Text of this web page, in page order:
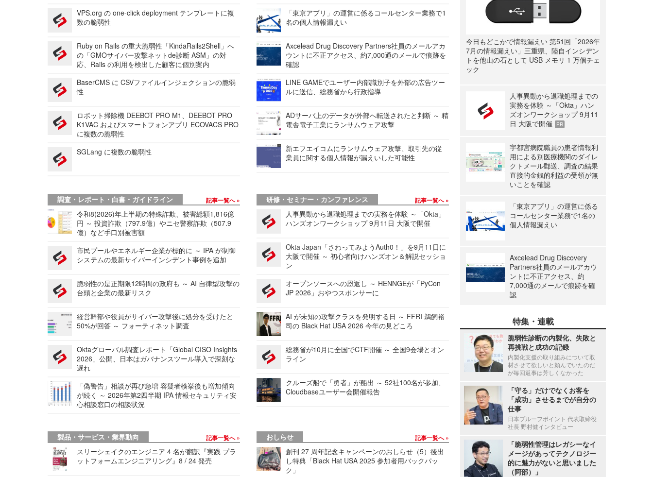
VPS.org の one-click deployment テンプレートに複
数の脆弱性
Ruby on Rails の重大脆弱性「KindaRails2Shell」へ
の「GMOサイバー攻撃ネットde診断 ASM」の対
応、Rails の利用を検出した顧客に個別案内
BaserCMS に CSVファイルインジェクションの脆弱
性
ロボット掃除機 DEEBOT PRO M1、DEEBOT PRO
K1VAC およびスマートフォンアプリ ECOVACS PRO
に複数の脆弱性
SGLang に複数の脆弱性
「東京アプリ」の運営に係るコールセンター業務で1
名の個人情報漏えい
Axcelead Drug Discovery Partners社員のメールアカ
ウントに不正アクセス、約7,000通のメールで痕跡を
確認
LINE GAMEでユーザー内部識別子を外部の広告ツー
ルに送信、総務省から行政指導
ADサーバ上のデータが外部へ転送されたと判断 ～ 精
電舎電子工業にランサムウェア攻撃
新エフエイコムにランサムウェア攻撃、取引先の従
業員に関する個人情報が漏えいした可能性
調査・レポート・白書・ガイドライン 記事一覧へ
令和8(2026)年上半期の特殊詐欺、被害総額1,816億
円 ～ 投資詐欺（797.9億）やニセ警察詐欺（507.9
億）など手口別被害額
市民プールやエネルギー企業が標的に ～ IPA が制御
システムの最新サイバーインシデント事例を追加
脆弱性の是正期限12時間の政府も ～ AI 自律型攻撃の
台頭と企業の最新リスク
経営幹部や役員がサイバー攻撃後に処分を受けたと
50%が回答 ～ フォーティネット調査
Oktaグローバル調査レポート「Global CISO Insights
2026」公開、日本はガバナンスツール導入で深刻な
遅れ
「偽警告」相談が再び急増 容疑者検挙後も増加傾向
が続く ～ 2026年第2四半期 IPA 情報セキュリティ安
心相談窓口の相談状況
研修・セミナー・カンファレンス 記事一覧へ
人事異動から退職処理までの実務を体験 ～「Okta」
ハンズオンワークショップ 9月11日 大阪で開催
Okta Japan「さわってみようAuth0！」を9月11日に
大阪で開催 ～ 初心者向けハンズオン＆解説セッショ
ン
オープンソースへの恩返し ～ HENNGEが「PyCon
JP 2026」おやつスポンサーに
AI が未知の攻撃クラスを発明する日 ～ FFRI 鵜飼裕
司の Black Hat USA 2026 今年の見どころ
総務省が10月に全国でCTF開催 ～ 全国9会場とオン
ライン
クルーズ船で「勇者」が船出 ～ 52社100名が参加、
Cloudbaseユーザー会開催報告
製品・サービス・業界動向 記事一覧へ
スリーシェイクのエンジニア 4 名が翻訳『実践 プラ
ットフォームエンジニアリング』8 / 24 発売
おしらせ 記事一覧へ
創刊 27 周年記念キャンペーンのおしらせ（5）後出
し特典「Black Hat USA 2025 参加者用バックパッ
ク」
今日もどこかで情報漏えい 第51回「2026年
7月の情報漏えい」三重県、陸自インシデン
トを他山の石として USB メモリ 1 万個チェ
ック
人事異動から退職処理までの
実務を体験 ～「Okta」ハン
ズオンワークショップ 9月11
日 大阪で開催
PR
宇都宮病院職員の患者情報利
用による別医療機関のダイレ
クトメール郵送、調査の結果
直接的金銭的利益の受領が無
いことを確認
「東京アプリ」の運営に係る
コールセンター業務で1名の
個人情報漏えい
Axcelead Drug Discovery
Partners社員のメールアカウ
ントに不正アクセス、約
7,000通のメールで痕跡を確
認
特集・連載
脆弱性診断の内製化、失敗と
再挑戦と成功の記録
内製化支援の取り組みについて取
材させて欲しいと頼んでいたのだ
が毎回返事は芳しくなかった
「守る」だけでなくお客を
「成功」させるまでが自分の
仕事
日本プルーフポイント 代表取締役
社長 野村健インタビュー
「脆弱性管理はレガシーなイ
メージがあってテクノロジー
的に魅力がないと思いました
（阿部）」